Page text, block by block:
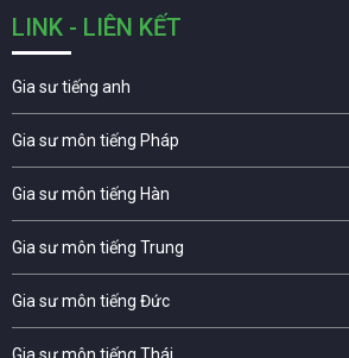
LINK - LIÊN KẾT
Gia sư tiếng anh
Gia sư môn tiếng Pháp
Gia sư môn tiếng Hàn
Gia sư môn tiếng Trung
Gia sư môn tiếng Đức
Gia sư môn tiếng Thái